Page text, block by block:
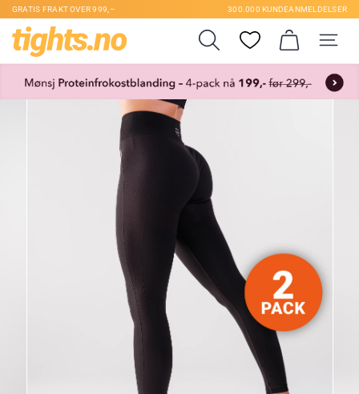
GRATIS FRAKT OVER 999,– 300.000 KUNDEANMELDELSER